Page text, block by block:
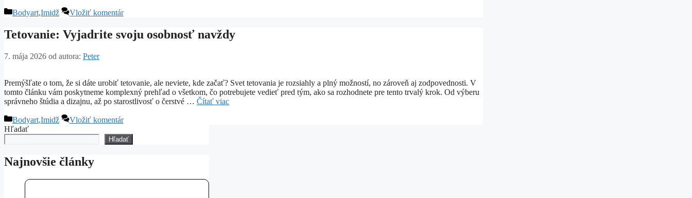
Kategórie
Bodyart,Imidž Vložiť komentár
Tetovanie: Vyjadrite svoju osobnosť navždy
7. mája 2026 od autora: Peter
Premýšľate o tom, že si dáte urobiť tetovanie, ale neviete, kde začať? Svet tetovania je rozsiahly a plný možností, no zároveň aj zodpovednosti. V
tomto článku vám poskytneme komplexný prehľad o všetkom, čo potrebujete vedieť pred tým, ako sa rozhodnete pre tento trvalý krok. Od výberu
správneho štúdia a dizajnu, až po starostlivosť o čerstvé … Čítať viac
Kategórie
Bodyart,Imidž
Vložiť komentár
Hľadať
Hľadať
Najnovšie články